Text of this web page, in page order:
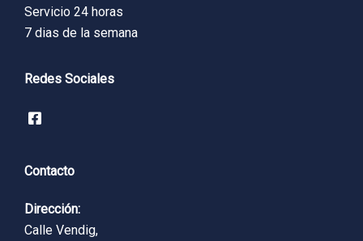
Servicio 24 horas
7 dias de la semana
Redes Sociales
Contacto
Dirección:
Calle Vendig,